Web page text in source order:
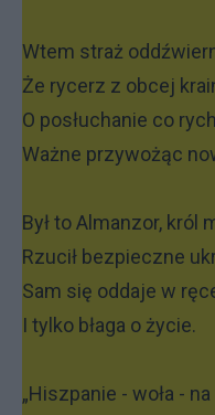
Wtem straż
Że rycerz z obcej
O posłuchanie co
Ważne przywożąc
Był to Almanzor, król
Rzucił bezpieczne
Sam się oddaje w
I tylko błaga o życie.
„Hiszpanie - woła -